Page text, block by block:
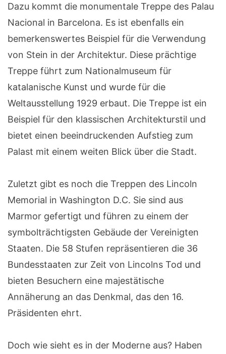
Dazu kommt die monumentale Treppe des Palau
Nacional in Barcelona. Es ist ebenfalls ein
bemerkenswertes Beispiel für die Verwendung
von Stein in der Architektur. Diese prächtige
Treppe führt zum Nationalmuseum für
katalanische Kunst und wurde für die
Weltausstellung 1929 erbaut. Die Treppe ist ein
Beispiel für den klassischen Architekturstil und
bietet einen beeindruckenden Aufstieg zum
Palast mit einem weiten Blick über die Stadt.
Zuletzt gibt es noch die Treppen des Lincoln
Memorial in Washington D.C. Sie sind aus
Marmor gefertigt und führen zu einem der
symbolträchtigsten Gebäude der Vereinigten
Staaten. Die 58 Stufen repräsentieren die 36
Bundesstaaten zur Zeit von Lincolns Tod und
bieten Besuchern eine majestätische
Annäherung an das Denkmal, das den 16.
Präsidenten ehrt.
Doch wie sieht es in der Moderne aus? Haben